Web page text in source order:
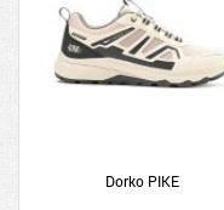
Dorko PIKE